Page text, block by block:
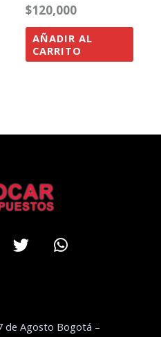
$120,000
AÑADIR AL
CARRITO
TwitterWhatsapp
de Agosto Bogotá –